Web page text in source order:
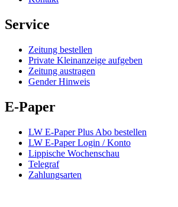
Service
Zeitung bestellen
Private Kleinanzeige aufgeben
Zeitung austragen
Gender Hinweis
E-Paper
LW E-Paper Plus Abo bestellen
LW E-Paper Login / Konto
Lippische Wochenschau
Telegraf
Zahlungsarten